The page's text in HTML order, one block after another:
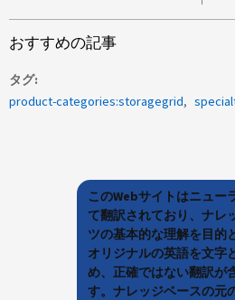
おすすめの記事
タグ
product-categories:storagegrid
このWebサイトはニュー
て翻訳されており、ナレ
ツの基本的な理解を目的
オリジナルの英語を文字
め、正確ではない翻訳が
す。ナレッジベースの元